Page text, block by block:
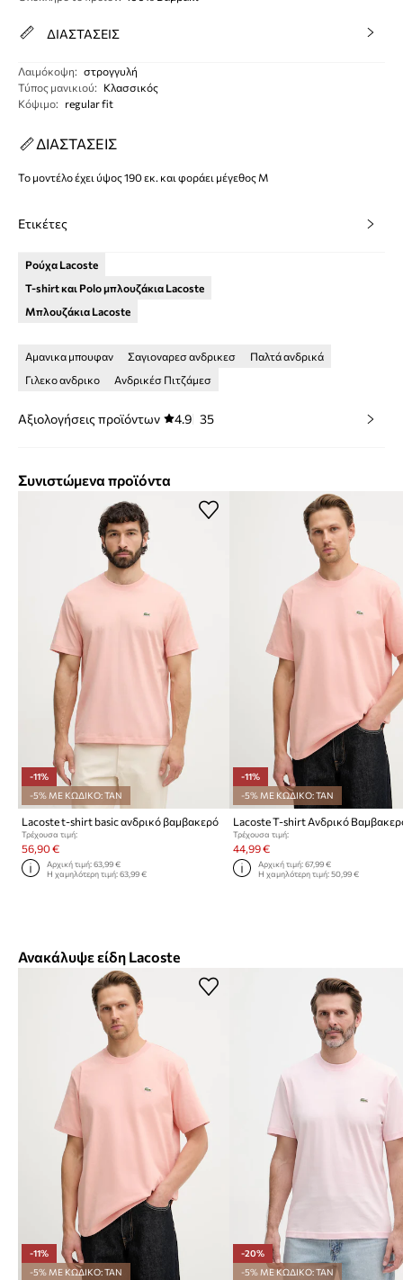
ΔΙΑΣΤΑΣΕΙΣ
Λαιμόκοψη: στρογγυλή
Τύπος μανικιού:
Κλασσικός
Κόψιμο: regular fit
ΔΙΑΣΤΑΣΕΙΣ
Το μοντέλο έχει ύψος 190 εκ. και φοράει μέγεθος M
Ετικέτες
Ρούχα Lacoste
T-shirt και Polo μπλουζάκια Lacoste
Μπλουζάκια Lacoste
Αμανικα μπουφαν Σαγιοναρεσ ανδρικεσ
Παλτά ανδρικά
Γιλεκο ανδρικο
Ανδρικέσ Πιτζάμεσ
Αξιολογήσεις προϊόντων 4.9 35
Συνιστώμενα προϊόντα
-11%
-5% ΜΕ ΚΩΔΙΚΟ: TAN
Lacoste t-shirt basic ανδρικό βαμβακερό
Τρέχουσα τιμή:
56,90 €
Αρχική τιμή:63,99 €
Η χαμηλότερη τιμή:63,99 €
-11%
-5% ΜΕ ΚΩΔΙΚΟ: TAN
Lacoste T-shirt Ανδρικό
Τρέχουσα τιμή:
44,99 €
Αρχική τιμή: 67,99 €
Η χαμηλότερη τιμή: 50,99 €
Ανακάλυψε είδη Lacoste
-11%
-5% ΜΕ ΚΩΔΙΚΟ: TAN
-20%
-5% ΜΕ ΚΩΔΙΚΟ: TAN